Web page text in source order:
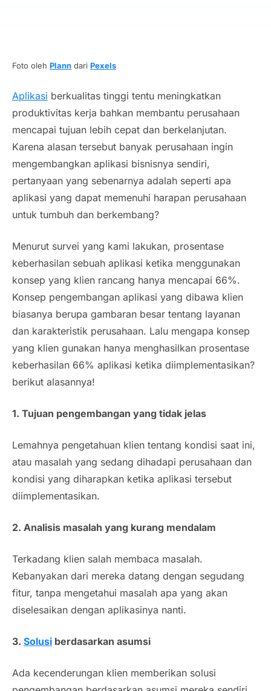
Foto oleh Plann dari Pexels
Aplikasi berkualitas tinggi tentu meningkatkan
produktivitas kerja bahkan membantu perusahaan
mencapai tujuan lebih cepat dan berkelanjutan.
Karena alasan tersebut banyak perusahaan ingin
mengembangkan aplikasi bisnisnya sendiri,
pertanyaan yang sebenarnya adalah seperti apa
aplikasi yang dapat memenuhi harapan perusahaan
untuk tumbuh dan berkembang?
Menurut survei yang kami lakukan, prosentase
keberhasilan sebuah aplikasi ketika menggunakan
konsep yang klien rancang hanya mencapai 66%.
Konsep pengembangan aplikasi yang dibawa klien
biasanya berupa gambaran besar tentang layanan
dan karakteristik perusahaan. Lalu mengapa konsep
yang klien gunakan hanya menghasilkan prosentase
keberhasilan 66% aplikasi ketika diimplementasikan?
berikut alasannya!
1. Tujuan pengembangan yang tidak jelas
Lemahnya pengetahuan klien tentang kondisi saat ini,
atau masalah yang sedang dihadapi perusahaan dan
kondisi yang diharapkan ketika aplikasi tersebut
diimplementasikan.
2. Analisis masalah yang kurang mendalam
Terkadang klien salah membaca masalah.
Kebanyakan dari mereka datang dengan segudang
fitur, tanpa mengetahui masalah apa yang akan
diselesaikan dengan aplikasinya nanti.
3. Solusi berdasarkan asumsi
Ada kecenderungan klien memberikan solusi